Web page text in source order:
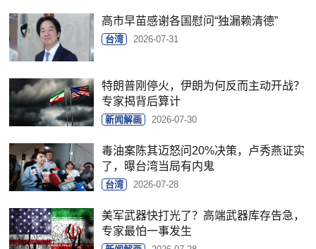
高市早苗感谢各国慰问“独漏赖清德”
台湾 2026-07-31
特朗普刚停火，伊朗为何反而主动开战？
专家揭背后算计
新闻解画 2026-07-30
毒油案陈其迈怒问20%决策，卢秀燕证实
了，曝台湾当局有内鬼
台湾 2026-07-28
美军武器快打光了？高端武器库存告急，
专家最怕一事发生